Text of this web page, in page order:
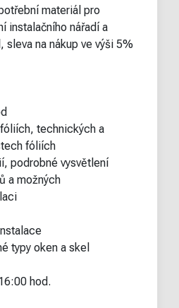
materiál pro
instalačního nářadí a
na nákup ve výši 5%
technických a
fóliích
podrobné vysvětlení
a možných
typy oken a skel
hod.